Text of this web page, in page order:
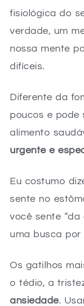
fisiológica do
verdade, um
nossa mente
difíceis.
Diferente da
poucos e pode
alimento
urgente e
Eu costumo
sente no
você sente “da
uma busca por
Os gatilhos
o tédio, a
ansiedade.